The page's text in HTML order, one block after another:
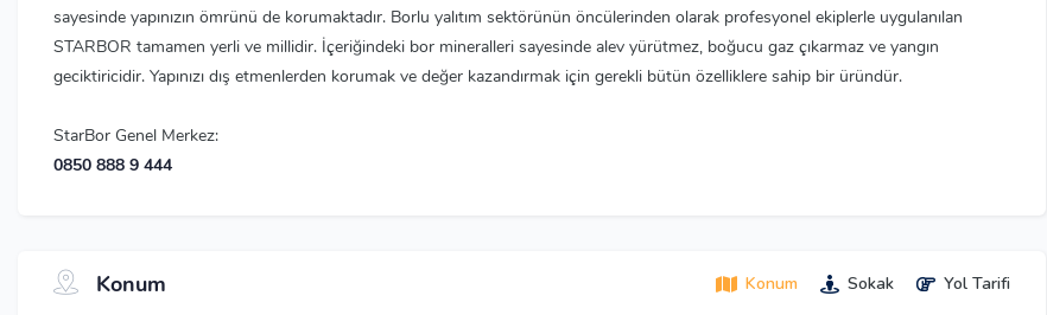
sayesinde yapınızın ömrünü de korumaktadır. Borlu yalıtım sektörünün öncülerinden olarak profesyonel ekiplerle uygulanılan
STARBOR tamamen yerli ve millidir. İçeriğindeki bor mineralleri sayesinde alev yürütmez, boğucu gaz çıkarmaz ve yangın
geciktiricidir. Yapınızı dış etmenlerden korumak ve değer kazandırmak için gerekli bütün özelliklere sahip bir üründür.
StarBor Genel Merkez:
0850 888 9 444
Konum Konum Sokak Yol Tarifi